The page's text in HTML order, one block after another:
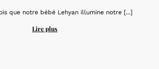
que notre bébé Lehyan illumine notre [...]
Lire plus